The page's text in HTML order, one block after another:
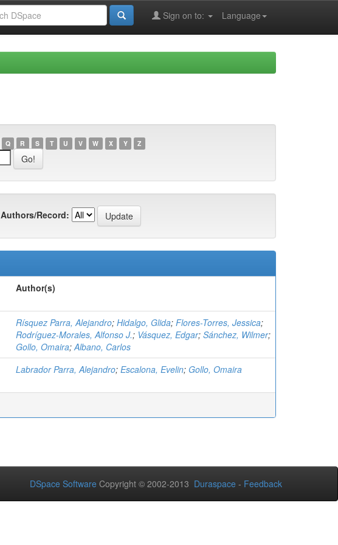
Language
Sign on to:
Q R S T U V W X Y Z
Authors/Record:
Author(s)
Rísquez Parra, Alejandro; Hidalgo, Glida; Flores-Torres, Jessica;
Rodríguez-Morales, Alfonso J.; Vásquez, Edgar; Sánchez, Wilmer;
Gollo, Omaira;Albano, Carlos
Labrador Parra, Alejandro; Escalona, Evelin; Gollo, Omaira
DSpace Software Copyright © 2002-2013 Duraspace - Feedback